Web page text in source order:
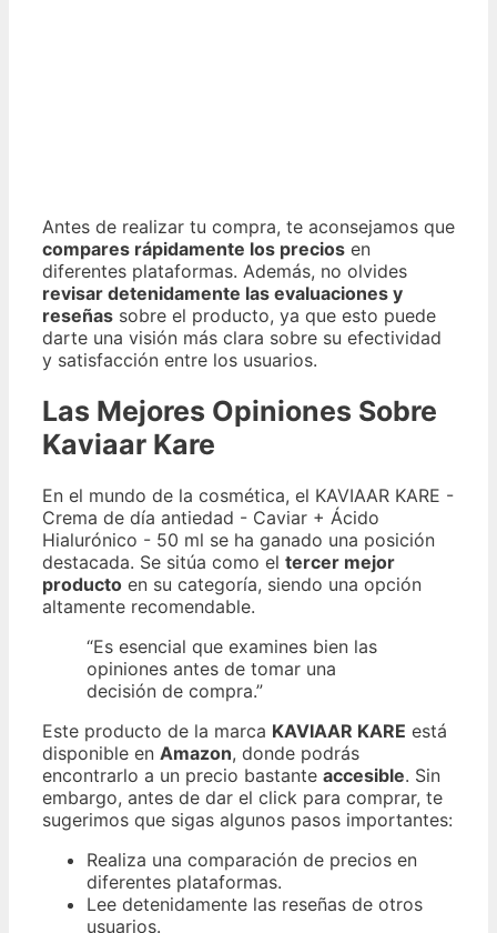
Antes de realizar tu compra, te aconsejamos que
compares rápidamente los precios en
diferentes plataformas. Además, no olvides
revisar detenidamente las evaluaciones y
reseñas sobre el producto, ya que esto puede
darte una visión más clara sobre su efectividad
y satisfacción entre los usuarios.
Las Mejores Opiniones Sobre
Kaviaar Kare
En el mundo de la cosmética, el KAVIAAR KARE -
Crema de día antiedad - Caviar + Ácido
Hialurónico - 50 ml se ha ganado una posición
destacada. Se sitúa como el tercer mejor
producto en su categoría, siendo una opción
altamente recomendable.
“Es esencial que examines bien las
opiniones antes de tomar una
decisión de compra.”
Este producto de la marca KAVIAAR KARE está
disponible en Amazon, donde podrás
encontrarlo a un precio bastante accesible. Sin
embargo, antes de dar el click para comprar, te
sugerimos que sigas algunos pasos importantes:
Realiza una comparación de precios en
diferentes plataformas.
Lee detenidamente las reseñas de otros
usuarios.